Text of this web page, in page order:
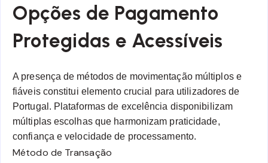
Opções de Pagamento
Protegidas e Acessíveis
A presença de métodos de movimentação múltiplos e
fiáveis constitui elemento crucial para utilizadores de
Portugal. Plataformas de excelência disponibilizam
múltiplas escolhas que harmonizam praticidade,
confiança e velocidade de processamento.
Método de Transação